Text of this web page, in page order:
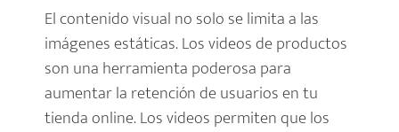
El contenido visual no solo se limita a las
imágenes estáticas. Los videos de productos
son una herramienta poderosa para
aumentar la retención de usuarios en tu
tienda online. Los videos permiten que los